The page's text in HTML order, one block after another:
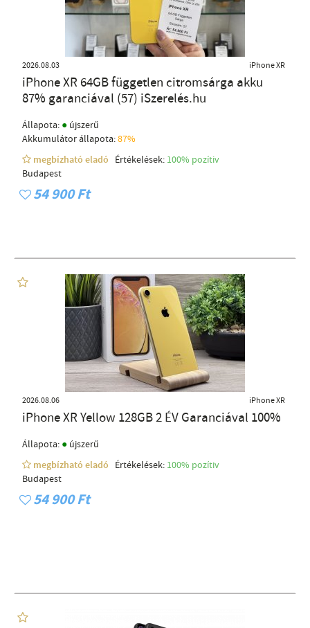
2026.08.03 iPhone XR
iPhone XR 64GB független citromsárga akku
87% garanciával (57) iSzerelés.hu
Állapota: ● újszerű
Akkumulátor állapota:87%
megbízható eladó
Értékelések: 100% pozítiv
Budapest
54 900 Ft
2026.08.06 iPhone XR
iPhone XR Yellow 128GB 2 ÉV Garanciával 100%
Állapota: ● újszerű
megbízható eladó
Értékelések: 100% pozítiv
Budapest
54 900 Ft